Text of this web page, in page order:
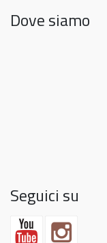
Dove siamo
Seguici su